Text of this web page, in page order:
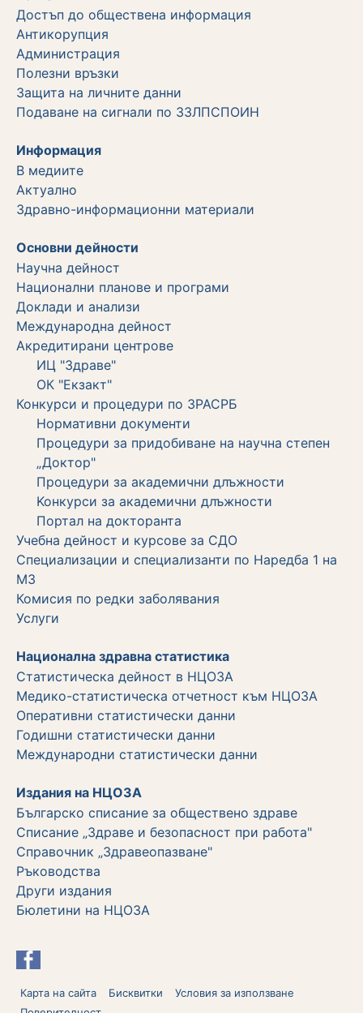
Достъп до обществена информация
Aнтикорупция
Администрация
Полезни връзки
Защита на личните данни
Подаване на сигнали по ЗЗЛПСПОИН
Информация
В медиите
Актуално
Здравно-информационни материали
Основни дейности
Научна дейност
Национални планове и програми
Доклади и анализи
Международна дейност
Акредитирани центрове
ИЦ "Здраве"
ОК "Екзакт"
Конкурси и процедури по ЗРАСРБ
Нормативни документи
Процедури за придобиване на научна степен
„Доктор"
Процедури за академични длъжности
Koнкурси за академични длъжности
Портал на докторанта
Учебна дейност и курсове за СДО
Специализации и специализанти по Наредба 1 на
МЗ
Комисия по редки заболявания
Услуги
Национална здравна статистика
Статистическа дейност в НЦОЗА
Медико-статистическа отчетност към НЦОЗА
Оперативни статистически данни
Годишни статистически данни
Международни статистически данни
Издания на НЦОЗА
Българско списание за обществено здраве
Списание „Здраве и безопасност при работа"
Справочник „Здравеопазване"
Ръководства
Други издания
Бюлетини на НЦОЗА
Карта на сайта Бисквитки
Условия за използване